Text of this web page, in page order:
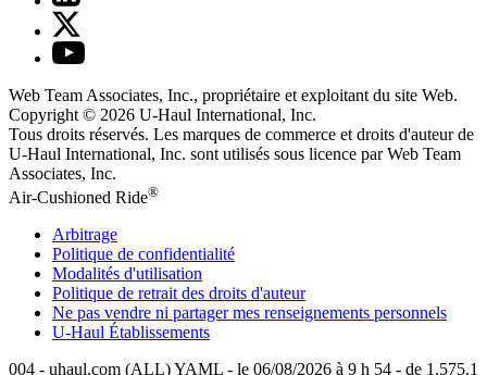
Web Team Associates, Inc., propriétaire et exploitant du site Web.
Copyright © 2026 U-Haul International, Inc.
Tous droits réservés. Les marques de commerce et droits d'auteur de
U-Haul International, Inc. sont utilisés sous licence par Web Team
Associates, Inc.
Air-Cushioned Ride®
Arbitrage
Politique de confidentialité
Modalités d'utilisation
Politique de retrait des droits d'auteur
Ne pas vendre ni partager mes renseignements personnels
U-Haul Établissements
004 - uhaul.com (ALL) YAML - le 06/08/2026 à 9 h 54 - de 1.575.1